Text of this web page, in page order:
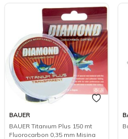
BAUER
BAUER Titanıum Plus 150 mt
Fluorocarbon 0,35 mm Misina